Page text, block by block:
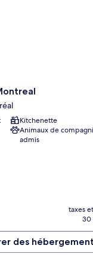
Kitchenette
Animaux de
admis
taxes
30
des